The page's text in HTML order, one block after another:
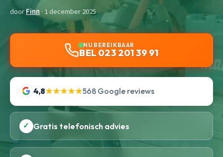
doorFinn · 1 december 2025
NU BEREIKBAAR
BEL 023 201 39 91
4,8★★★★★568 Google reviews
✓ Gratis telefonisch advies